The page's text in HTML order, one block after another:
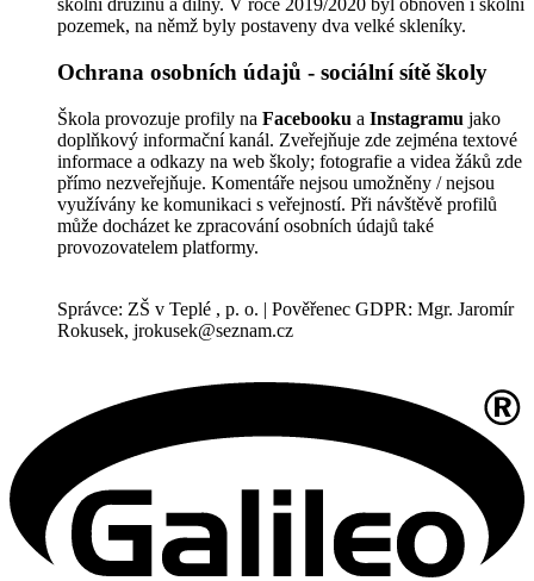
školní družinu a dílny. V roce 2019/2020 byl obnoven i školní
pozemek, na němž byly postaveny dva velké skleníky.
Ochrana osobních údajů - sociální sítě školy
Škola provozuje profily na Facebooku a Instagramu jako
doplňkový informační kanál. Zveřejňuje zde zejména textové
informace a odkazy na web školy; fotografie a videa žáků zde
přímo nezveřejňuje. Komentáře nejsou umožněny / nejsou
využívány ke komunikaci s veřejností. Při návštěvě profilů
může docházet ke zpracování osobních údajů také
provozovatelem platformy.
Správce: ZŠ v Teplé , p. o. | Pověřenec GDPR: Mgr. Jaromír
Rokusek, jrokusek@seznam.cz